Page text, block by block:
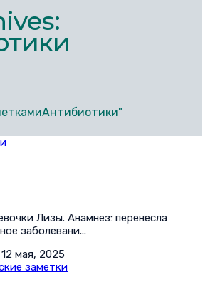
Лизы. Анамнез: перенесла
заболевани...
12 мая, 2025
заметки